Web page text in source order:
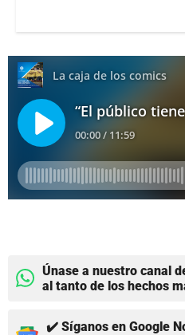
Únase a nuestro canal
al tanto de los hechos
✔️ Síganos en Google